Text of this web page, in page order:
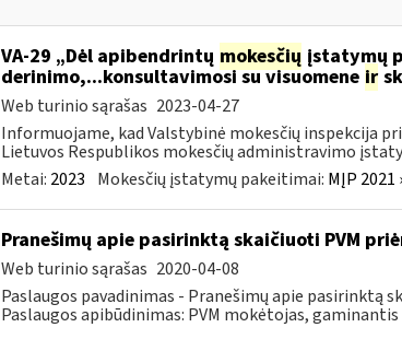
VA-29 „Dėl apibendrintų mokesčių įstatymų
derinimo,...konsultavimosi su visuomene ir
Web turinio sąrašas 2023-04-27
Informuojame, kad Valstybinė mokesčių inspekcija
Lietuvos Respublikos mokesčių administravimo
Metai: 2023 Mokesčių įstatymų pakeitimai: MĮP
Pranešimų apie pasirinktą skaičiuoti PVM
Web turinio sąrašas 2020-04-08
Paslaugos pavadinimas - Pranešimų apie pasirinktą
Paslaugos apibūdinimas: PVM mokėtojas,